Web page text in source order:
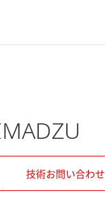
技術お問い合わせ